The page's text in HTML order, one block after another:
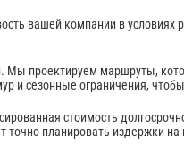
вашей компании в условиях
Мы проектируем маршруты,
и сезонные ограничения,
стоимость
точно планировать издержки